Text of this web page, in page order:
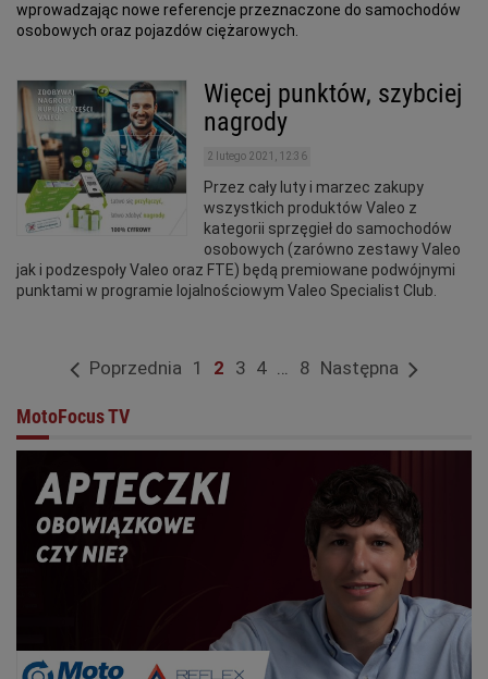
wprowadzając nowe referencje przeznaczone do samochodów
osobowych oraz pojazdów ciężarowych.
Więcej punktów, szybciej
nagrody
2 lutego 2021, 12:36
Przez cały luty i marzec zakupy
wszystkich produktów Valeo z
kategorii sprzęgieł do samochodów
osobowych (zarówno zestawy Valeo
jak i podzespoły Valeo oraz FTE) będą premiowane podwójnymi
punktami w programie lojalnościowym Valeo Specialist Club.
Poprzednia 1 2 3 4 … 8 Następna
MotoFocus TV